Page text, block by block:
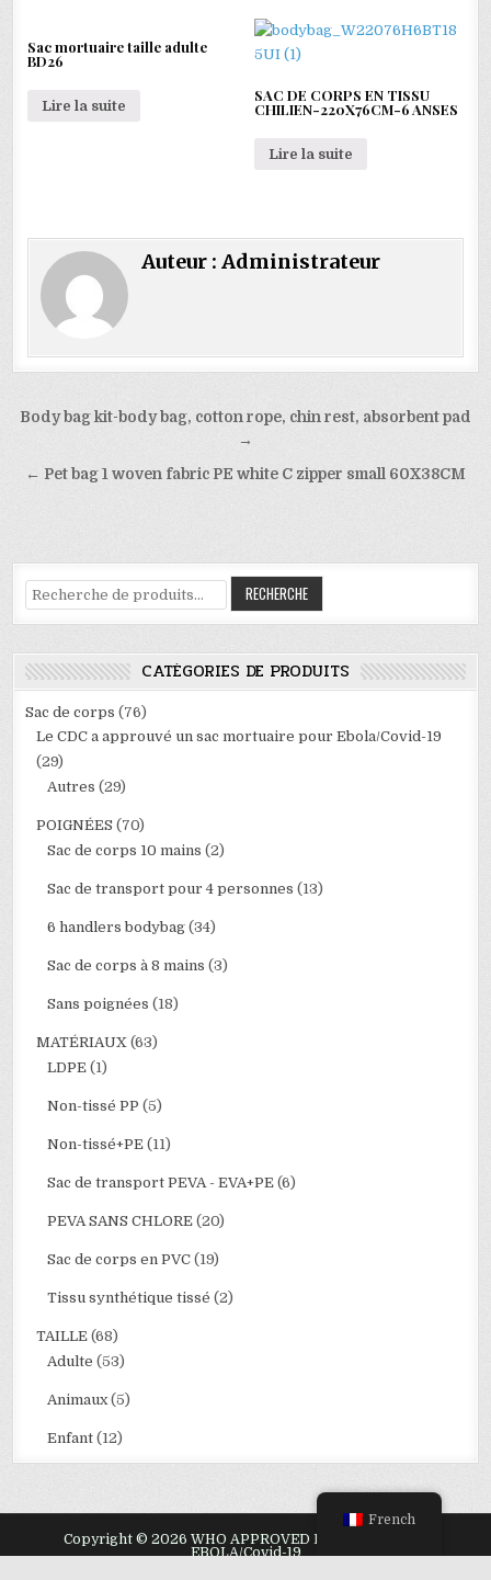
Sac mortuaire taille adulte
BD26
Lire la suite
SAC DE CORPS EN TISSU
CHILIEN-220X76CM-6 ANSES
Lire la suite
Auteur :Administrateur
Navigation
l’article
Body bag kit-body bag, cotton rope, chin rest, absorbent pad
→
← Pet bag 1 woven fabric PE white C zipper small 60X38CM
Recherche
pour :
RECHERCHE
CATÉGORIES DE PRODUITS
Sac de corps (76)
Le CDC a approuvé un sac mortuaire pour Ebola/Covid-19
(29)
Autres (29)
POIGNÉES (70)
Sac de corps 10 mains (2)
Sac de transport pour 4 personnes (13)
6 handlers bodybag (34)
Sac de corps à 8 mains (3)
Sans poignées (18)
MATÉRIAUX (63)
LDPE (1)
Non-tissé PP (5)
Non-tissé+PE (11)
Sac de transport PEVA - EVA+PE (6)
PEVA SANS CHLORE (20)
Sac de corps en PVC (19)
Tissu synthétique tissé (2)
TAILLE (68)
Adulte (53)
Animaux (5)
Enfant (12)
Copyright © 2026 WHO APPROVED BODY BAGS FOR
EBOLA/Covid-19
French